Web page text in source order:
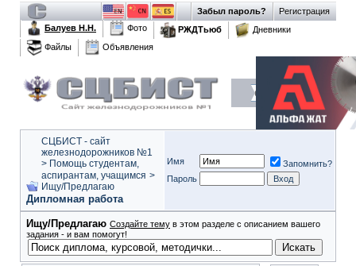
Регистрация
Забыл пароль?
Балуев Н.Н.
Фото РЖДТьюб
Дневники
Файлы
Объявления
СЦБИСТ - сайт
железнодорожников №1
> Помощь студентам,
аспирантам, учащимся >
Ищу/Предлагаю
Дипломная работа
Имя
Запомнить?
Пароль
Ищу/Предлагаю Создайте тему в этом разделе с описанием вашего
задания - и вам помогут!